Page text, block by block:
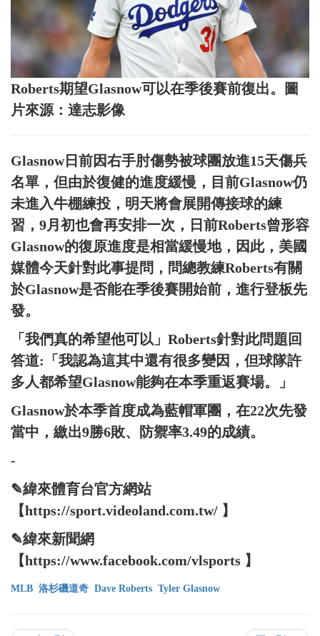
Roberts期望Glasnow可以在季後賽前復出。圖
片來源：達志影像
Glasnow日前因右手肘傷勢被球團放進15天傷兵
名單，但由於復健的進度緩慢，目前Glasnow仍
未進入牛棚練投，明天將會展開傳接球的練
習，9月初也會再安排一次，日前Roberts曾形容
Glasnow的復原進度是相當緩慢地，因此，美國
媒體今天針對此事提問，問總教練Roberts有關
於Glasnow是否能在季後賽開始前，進行登板先
發。
「我們真的希望他可以」Roberts針對此問題回
答道:「我認為這其中還有很多變因，但球隊許
多人都希望Glasnow能夠在本季重返賽場。」
Glasnow於本季首度成為藍帽軍團，在22次先發
當中，繳出9勝6敗、防禦率3.49的成績。
-
✎緯來體育台官方網站
【https://sport.videoland.com.tw/ 】
✎緯來新聞網
【https://www.facebook.com/vlsports 】
MLB 洛杉磯道奇 Dave Roberts Tyler Glasnow